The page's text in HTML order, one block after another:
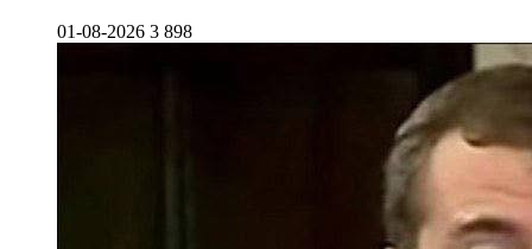
01-08-2026 3 898